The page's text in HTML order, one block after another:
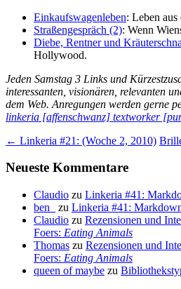
Einkaufswagenleben: Leben
Straßengespräch (2): Wenn
Diebe, Rentner und
Hollywood.
Jeden Samstag 3 Links und
interessanten, visionären, relevanten
dem Web. Anregungen werden gerne
linkeria [affenschwanz] textworker
Beitragsnavigation
← Linkeria #21: (Woche 2, 2010)
Neueste Kommentare
Claudio zu Linkeria #41:
ben_
zu Linkeria #41:
Claudio zu Rezensionen und
Foers: Eating Animals
Thomas zu Rezensionen und
Foers: Eating Animals
queen of maybe zu